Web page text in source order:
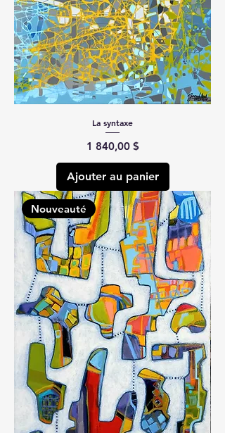
La syntaxe
Prix
1 840,00 $
Ajouter au panier
Nouveauté